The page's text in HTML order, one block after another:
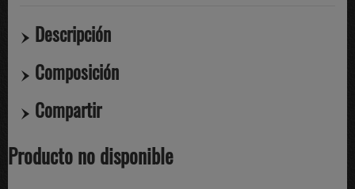
Descripción
Composición
Compartir
Producto no disponible